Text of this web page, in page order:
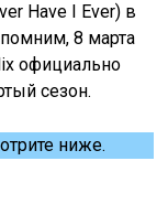
Have I Ever) в
8 марта
официально
сезон.
ниже.